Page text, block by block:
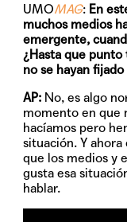
UMOMAG: En
muchos medios
emergente,
¿Hasta que
no se hayan
AP: No, es algo
momento en que
hacíamos pero
situación. Y
que los medios y
gusta esa
hablar.